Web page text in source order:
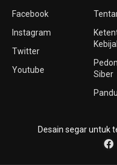
Facebook
Instagram
Twitter
Youtube
Siber
Desain segar untuk